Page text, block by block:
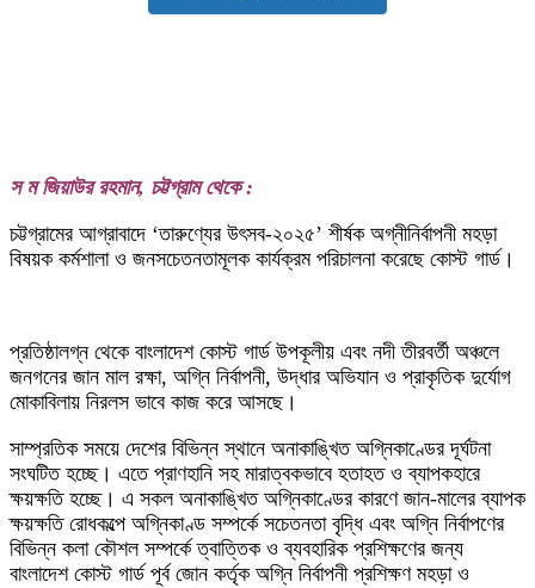
স ম জিয়াউর রহমান, চট্টগ্রাম থেকে :
চট্টগ্রামের আগ্রাবাদে ‘তারুণ্যের উৎসব-২০২৫’ শীর্ষক অগ্নীনির্বাপনী মহড়া
বিষয়ক কর্মশালা ও জনসচেতনতামূলক কার্যক্রম পরিচালনা করেছে কোস্ট গার্ড।
প্রতিষ্ঠালগ্ন থেকে বাংলাদেশ কোস্ট গার্ড উপকূলীয় এবং নদী তীরবর্তী অঞ্চলে
জনগনের জান মাল রক্ষা, অগ্নি নির্বাপনী, উদ্ধার অভিযান ও প্রাকৃতিক দুর্যোগ
মোকাবিলায় নিরলস ভাবে কাজ করে আসছে।
সাম্প্রতিক সময়ে দেশের বিভিন্ন স্থানে অনাকাঙ্খিত অগ্নিকাণ্ডের দূর্ঘটনা
সংঘটিত হচ্ছে। এতে প্রাণহানি সহ মারাত্বকভাবে হতাহত ও ব্যাপকহারে
ক্ষয়ক্ষতি হচ্ছে। এ সকল অনাকাঙ্খিত অগ্নিকাণ্ডের কারণে জান-মালের ব্যাপক
ক্ষয়ক্ষতি রোধকল্পে অগ্নিকাণ্ড সম্পর্কে সচেতনতা বৃদ্ধি এবং অগ্নি নির্বাপণের
বিভিন্ন কলা কৌশল সম্পর্কে ত্বাত্তিক ও ব্যবহারিক প্রশিক্ষণের জন্য
বাংলাদেশ কোস্ট গার্ড পূর্ব জোন কর্তৃক অগ্নি নির্বাপনী প্রশিক্ষণ মহড়া ও